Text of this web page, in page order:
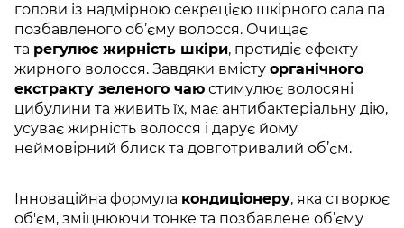
голови із надмірною секрецією шкірного сала па
позбавленого об’єму волосся. Очищає
та регулює жирність шкіри, протидіє ефекту
жирного волосся. Завдяки вмісту органічного
екстракту зеленого чаю стимулює волосяні
цибулини та живить їх, має антибактеріальну дію,
усуває жирність волосся і дарує йому
неймовірний блиск та довготривалий об’єм.
Інноваційна формула кондиціонеру, яка створює
об'єм, зміцнюючи тонке та позбавлене об’єму